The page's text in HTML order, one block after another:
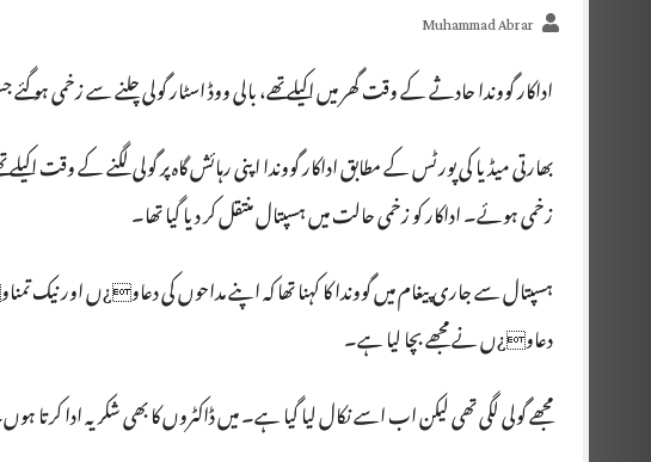
Muhammad Abrar
اداکار گووندا حادثے کے وقت گھر میں اکیلے تھے، بالی ووڈ اسٹار گولی چلنے سے زخمی ہو
بھارتی میڈیا کی پورٹس کے مطابق اداکار گووندا اپنی رہائش گاہ پر گولی لگنے کے وقت
زخمی ہوئے۔ اداکار کو زخمی حالت میں ہسپتال منتقل کر دیا گیا تھا۔
ہسپتال سے جاری پیغام میں گووندا کا کہنا تھا کہ اپنے مداحوں کی دعاو¿ں اور نیک
دعاو¿ں نے مجھے بچا لیا ہے۔
مجھے گولی لگی تھی لیکن اب اسے نکال لیا گیا ہے۔ میں ڈاکٹروں کا بھی شکریہ ادا کرتا